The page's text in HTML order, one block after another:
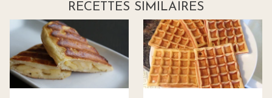
RECETTES SIMILAIRES